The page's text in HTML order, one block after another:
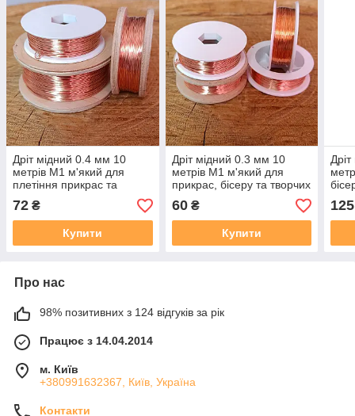
Дріт мідний 0.4 мм 10
метрів М1 м'який для
плетіння прикрас та
72 ₴
Купити
Дріт мідний 0.3 мм 10
метрів М1 м'який для
прикрас, бісеру та творчих
60₴
Купити
125
Про нас
98% позитивних з 124 відгуків за рік
Працює з 14.04.2014
м. Київ
+380991632367, Київ, Україна
Контакти